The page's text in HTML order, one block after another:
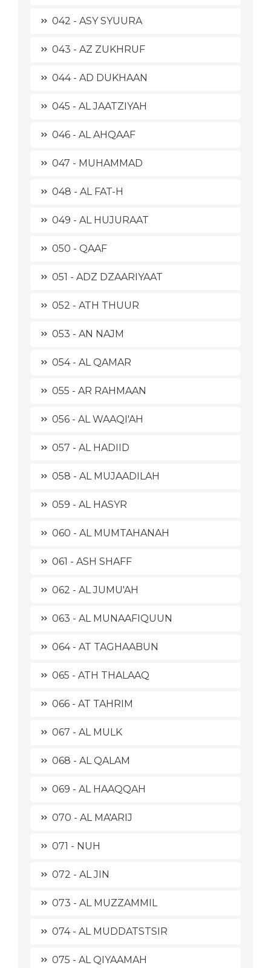
042 - ASY SYUURA
043 - AZ ZUKHRUF
044 - AD DUKHAAN
045 - AL JAATZIYAH
046 - AL AHQAAF
047 - MUHAMMAD
048 - AL FAT-H
049 - AL HUJURAAT
050 - QAAF
051 - ADZ DZAARIYAAT
052 - ATH THUUR
053 - AN NAJM
054 - AL QAMAR
055 - AR RAHMAAN
056 - AL WAAQI'AH
057 - AL HADIID
058 - AL MUJAADILAH
059 - AL HASYR
060 - AL MUMTAHANAH
061 - ASH SHAFF
062 - AL JUMU'AH
063 - AL MUNAAFIQUUN
064 - AT TAGHAABUN
065 - ATH THALAAQ
066 - AT TAHRIM
067 - AL MULK
068 - AL QALAM
069 - AL HAAQQAH
070 - AL MA'ARIJ
071 - NUH
072 - AL JIN
073 - AL MUZZAMMIL
074 - AL MUDDATSTSIR
075 - AL QIYAAMAH